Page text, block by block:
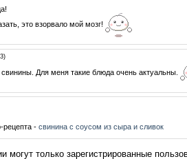
это взорвало мой мозг!
Для меня такие блюда очень актуальны.
рецепта - свинина с соусом из сыра и сливок
могут только зарегистрированные